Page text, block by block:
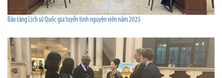
Bảo tàng Lịch sử Quốc gia tuyển tình nguyện viên năm 2025